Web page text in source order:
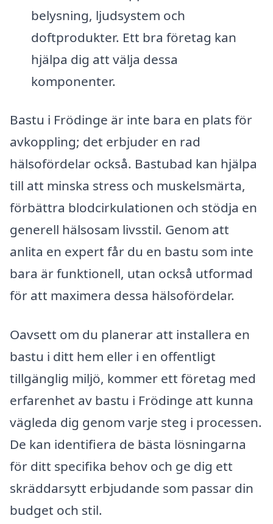
belysning, ljudsystem och
doftprodukter. Ett bra företag kan
hjälpa dig att välja dessa
komponenter.
Bastu i Frödinge är inte bara en plats för
avkoppling; det erbjuder en rad
hälsofördelar också. Bastubad kan hjälpa
till att minska stress och muskelsmärta,
förbättra blodcirkulationen och stödja en
generell hälsosam livsstil. Genom att
anlita en expert får du en bastu som inte
bara är funktionell, utan också utformad
för att maximera dessa hälsofördelar.
Oavsett om du planerar att installera en
bastu i ditt hem eller i en offentligt
tillgänglig miljö, kommer ett företag med
erfarenhet av bastu i Frödinge att kunna
vägleda dig genom varje steg i processen.
De kan identifiera de bästa lösningarna
för ditt specifika behov och ge dig ett
skräddarsytt erbjudande som passar din
budget och stil.